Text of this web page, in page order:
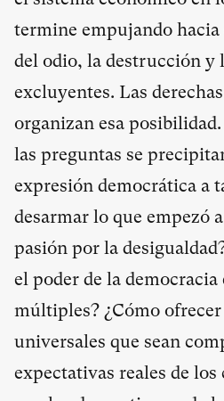
termine empujando
del odio, la destrucción y
excluyentes. Las
organizan esa
las preguntas se
expresión democrática a
desarmar lo que empezó
pasión por la
el poder de la democracia
múltiples? ¿Cómo
universales que sean
expectativas reales de